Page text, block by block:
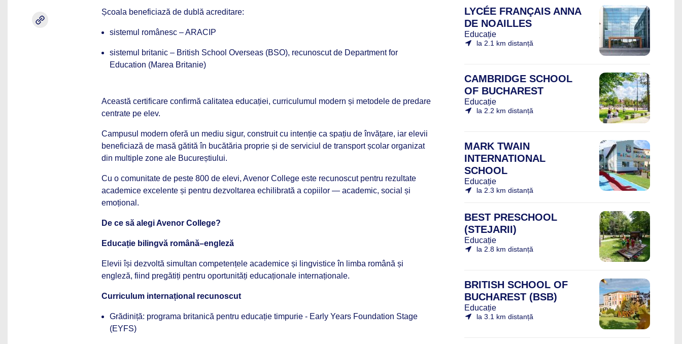
Școala beneficiază de dublă acreditare:
sistemul românesc – ARACIP
sistemul britanic – British School Overseas (BSO), recunoscut de Department for
Education (Marea Britanie)
Această certificare confirmă calitatea educației, curriculumul modern și metodele de predare
centrate pe elev.
Campusul modern oferă un mediu sigur, construit cu intenție ca spațiu de învățare, iar elevii
beneficiază de masă gătită în bucătăria proprie și de serviciul de transport școlar organizat
din multiple zone ale Bucureștiului.
Cu o comunitate de peste 800 de elevi, Avenor College este recunoscut pentru rezultate
academice excelente și pentru dezvoltarea echilibrată a copiilor — academic, social și
emoțional.
De ce să alegi Avenor College?
Educație bilingvă română–engleză
Elevii își dezvoltă simultan competențele academice și lingvistice în limba română și
engleză, fiind pregătiți pentru oportunități educaționale internaționale.
Curriculum internațional recunoscut
Grădiniță: programa britanică pentru educație timpurie - Early Years Foundation Stage
(EYFS)
LYCÉE FRANÇAIS ANNA
DE NOAILLES
Educație
la 2.1 km distanță
CAMBRIDGE SCHOOL
OF BUCHAREST
Educație
la 2.2 km distanță
MARK TWAIN
INTERNATIONAL
SCHOOL
Educație
la 2.3 km distanță
BEST PRESCHOOL
(STEJARII)
Educație
la 2.8 km distanță
BRITISH SCHOOL OF
BUCHAREST (BSB)
Educație
la 3.1 km distanță